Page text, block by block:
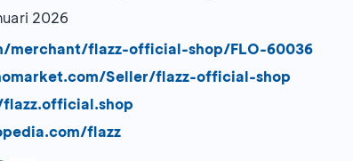
2026
flazz-official-shop/FLO-60036
Seller/flazz-official-shop
flazz